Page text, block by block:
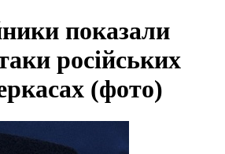
показали
російських
(фото)